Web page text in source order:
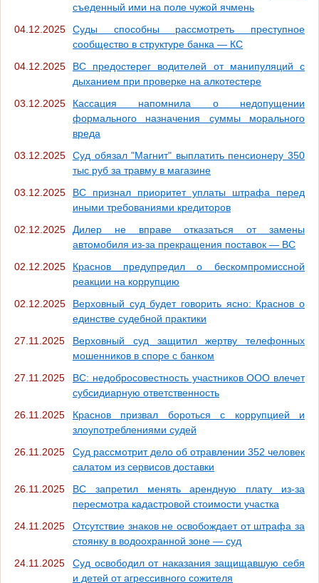
съеденный ими на поле чужой ячмень
04.12.2025
Суды способны рассмотреть преступное
сообщество в структуре банка — КС
04.12.2025
ВС предостерег водителей от манипуляций с
дыханием при проверке на алкотестере
03.12.2025
Кассация напомнила о недопущении
формального назначения суммы морального
вреда
03.12.2025
Суд обязал "Магнит" выплатить пенсионеру 350
тыс руб за травму в магазине
03.12.2025
ВС признал приоритет уплаты штрафа перед
иными требованиями кредиторов
02.12.2025
Дилер не вправе отказаться от замены
автомобиля из-за прекращения поставок — ВС
02.12.2025
Краснов предупредил о бескомпромиссной
реакции на коррупцию
02.12.2025
Верховный суд будет говорить ясно: Краснов о
единстве судебной практики
27.11.2025
Верховный суд защитил жертву телефонных
мошенников в споре с банком
27.11.2025
ВС: недобросовестность участников ООО влечет
субсидиарную ответственность
26.11.2025
Краснов призвал бороться с коррупцией и
злоупотреблениями судей
26.11.2025
Суд рассмотрит дело об отравлении 352 человек
салатом из сервисов доставки
26.11.2025
ВС запретил менять арендную плату из-за
пересмотра кадастровой стоимости участка
24.11.2025
Отсутствие знаков не освобождает от штрафа за
стоянку в водоохранной зоне — суд
24.11.2025
Суд освободил от наказания защищавшую себя
и детей от агрессивного сожителя